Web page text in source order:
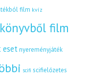
film kvíz
könyvből film
eset nyereményjáték
scifi scifielőzetes